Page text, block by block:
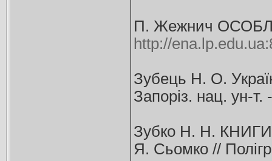
П. Жежнич
http://
Зубець Н. О.
Запоріз. нац. ун-
Зубко Н. Н.
Я. Сьомко //